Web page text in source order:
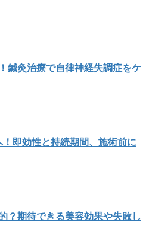
鍼灸治療で自律神経失調症をケ
即効性と持続期間、施術前に
？期待できる美容効果や失敗し